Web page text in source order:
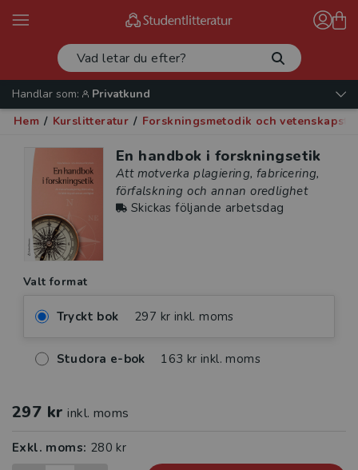
Handlar som:
Privatkund
Hem / Kurslitteratur / Forskningsmetodik och
En handbok i forskningsetik
Att motverka plagiering, fabricering,
förfalskning och annan oredlighet
Skickas följande arbetsdag
Valt format
Tryckt bok 297 kr inkl. moms
Studora e-bok 163 kr inkl. moms
297 kr inkl. moms
Exkl. moms: 280 kr